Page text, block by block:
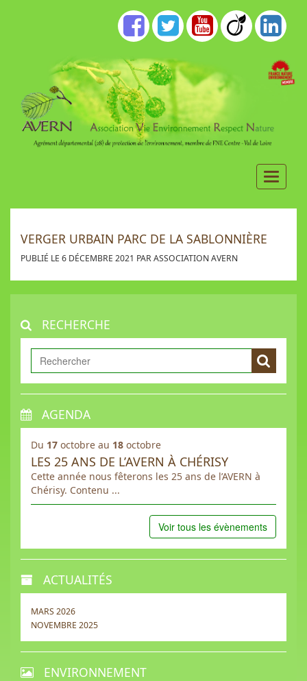
VERGER URBAIN PARC DE LA SABLONNIÈRE
PUBLIÉ LE 6 DÉCEMBRE 2021 PAR ASSOCIATION AVERN
RECHERCHE
AGENDA
Du 17 octobre au 18 octobre
LES 25 ANS DE L’AVERN À CHÉRISY
Cette année nous fêterons les 25 ans de l’AVERN à
Chérisy. Contenu ...
Voir tous les évènements
ACTUALITÉS
MARS 2026
NOVEMBRE 2025
ENVIRONNEMENT